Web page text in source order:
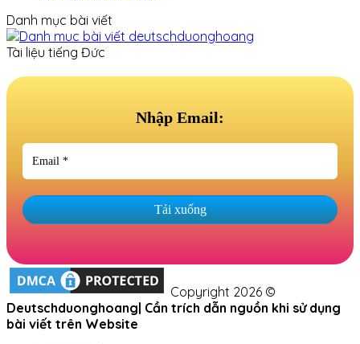
Danh mục bài viết
Tài liệu tiếng Đức
Nhập Email:
Copyright 2026 ©
Deutschduonghoang| Cần trích dẫn nguồn khi sử dụng
bài viết trên Website